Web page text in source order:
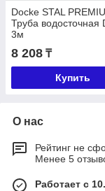
Dоcke STAL
Труба водосточная
3м
8 208 ₸
Купить
О нас
Рейтинг не
Менее 5
Работает с